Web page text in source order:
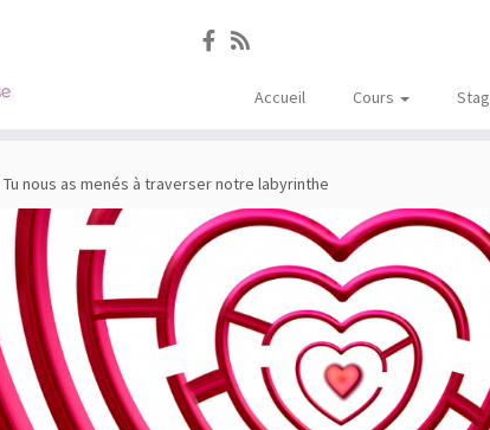
Accueil Cours
Tu nous as menés à traverser notre labyrinthe